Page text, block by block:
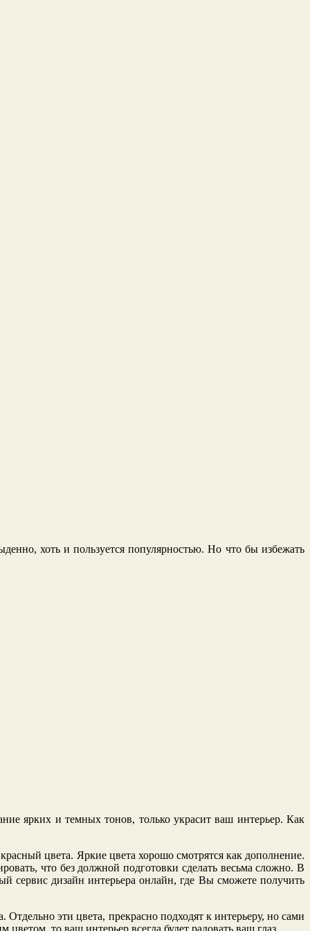
хоть и пользуется популярностью. Но что бы избежать
ярких и темных тонов, только украсит ваш интерьер. Как
цвета. Яркие цвета хорошо смотрятся как дополнение.
что без должной подготовки сделать весьма сложно. В
сервис дизайн интерьера онлайн, где Вы сможете получить
эти цвета, прекрасно подходят к интерьеру, но сами
то ваш интерьер всегда будет радовать ваш глаз.